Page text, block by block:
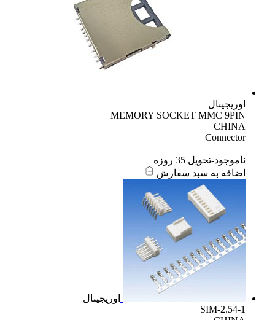
اوریجینال
MEMORY SOCKET MMC 9PIN
CHINA
Connector
ناموجود-تحویل 35 روزه
اضافه به سبد سفارش
اوریجینال
SIM-2.54-1